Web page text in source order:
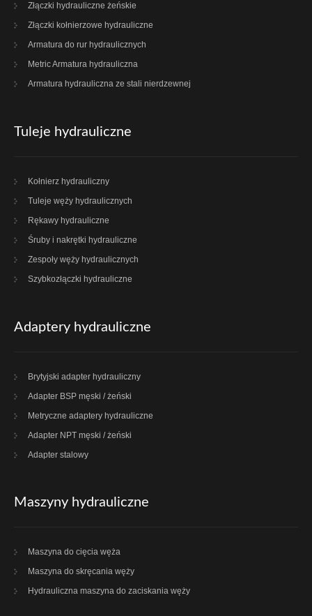
Złączki hydrauliczne żeńskie
Złączki kołnierzowe hydrauliczne
Armatura do rur hydraulicznych
Metric Armatura hydrauliczna
Armatura hydrauliczna ze stali nierdzewnej
Tuleje hydrauliczne
Kołnierz hydrauliczny
Tuleje węży hydraulicznych
Rękawy hydrauliczne
Śruby i nakrętki hydrauliczne
Zespoły węży hydraulicznych
Szybkozłączki hydrauliczne
Adaptery hydrauliczne
Brytyjski adapter hydrauliczny
Adapter BSP męski / żeński
Metryczne adaptery hydrauliczne
Adapter NPT męski / żeński
Adapter stalowy
Maszyny hydrauliczne
Maszyna do cięcia węża
Maszyna do skręcania węży
Hydrauliczna maszyna do zaciskania węży